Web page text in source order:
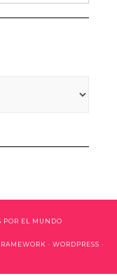
POR EL MUNDO
· WORDPRESS ·